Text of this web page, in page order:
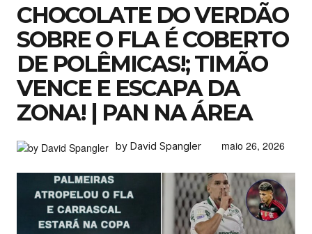
CHOCOLATE DO VERDÃO
SOBRE O FLA É COBERTO
DE POLÊMICAS!; TIMÃO
VENCE E ESCAPA DA
ZONA! | PAN NA ÁREA
by David Spangler maio 26, 2026